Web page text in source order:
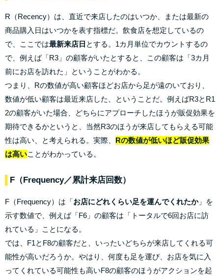
R（Recency）は、直近で来店したのはいつか、または最新の
商品購入日はいつかを表す指標だ。飲食店を想定しているの
で、ここでは最新来店日 とする。1カ月単位でカウントするの
で、例えば「R3」の顧客がいたとすると、この顧客は「3カ月
前にお店を訪れた」ということがわかる。
つまり、Rの数値が高い顧客ほどお店から足が遠のいており、
数値が低い顧客は最近来店した、ということだ。例えばR3とR1
2の顧客がいた場合、どちらにアプローチしたほうが販促効果を
期待できるかというと、当然R3のほうが来店してもらえる可能
性は高い、と考えられる。実際、 Rの数値が低いほど販促効果
は高いことがわかっている。
F（Frequency／累計来店回数）
F（Frequency）は「お店にどれくらい足を運んでくれたか」を
示す数値で、例えば「F6」の顧客は「トータルで6回お店に訪
れている」ことになる。
では、F1とF8の顧客だと、いったいどちらが来店してくれる可
能性が高いだろうか。やはり、何度も足を運び、お店を気に入
ってくれている可能性も高いF8の顧客のほうがアクションを起